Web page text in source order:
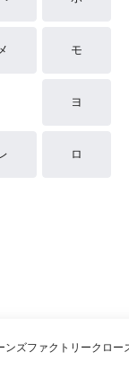
モ
ヨ
ロ
ンズファクトリークロー